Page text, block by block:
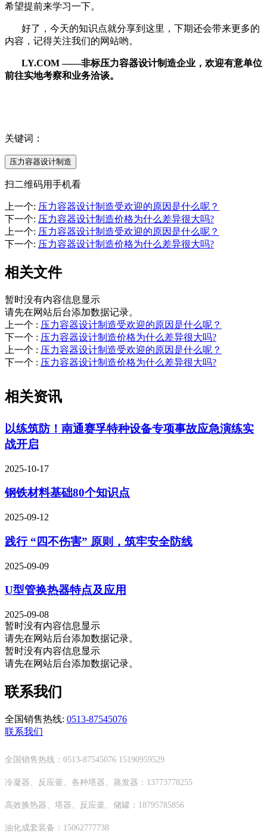
希望提前来学习一下。
好了，今天的知识点就分享到这里，下期还会带来更多的
内容，记得关注我们的网站哟。
LY.COM ——非标压力容器设计制造企业，欢迎有意单位
前往实地考察和业务洽谈。
关键词：
压力容器设计制造
扫二维码用手机看
上一个: 压力容器设计制造受欢迎的原因是什么呢？
下一个: 压力容器设计制造价格为什么差异很大吗?
上一个: 压力容器设计制造受欢迎的原因是什么呢？
下一个: 压力容器设计制造价格为什么差异很大吗?
相关文件
暂时没有内容信息显示
请先在网站后台添加数据记录。
上一个 : 压力容器设计制造受欢迎的原因是什么呢？
下一个 : 压力容器设计制造价格为什么差异很大吗?
上一个 : 压力容器设计制造受欢迎的原因是什么呢？
下一个 : 压力容器设计制造价格为什么差异很大吗?
相关资讯
以练筑防！南通赛孚特种设备专项事故应急演练实
战开启
2025-10-17
钢铁材料基础80个知识点
2025-09-12
践行 “四不伤害” 原则，筑牢安全防线
2025-09-09
U型管换热器特点及应用
2025-09-08
暂时没有内容信息显示
请先在网站后台添加数据记录。
暂时没有内容信息显示
请先在网站后台添加数据记录。
联系我们
全国销售热线: 0513-87545076
联系我们
全国销售热线：0513-87545076 15190959529
冷凝器、反应釜、各种塔器、蒸发器：13773778255
高效换热器、塔器、反应釜、储罐：18795785856
油化成套装备：15062777738